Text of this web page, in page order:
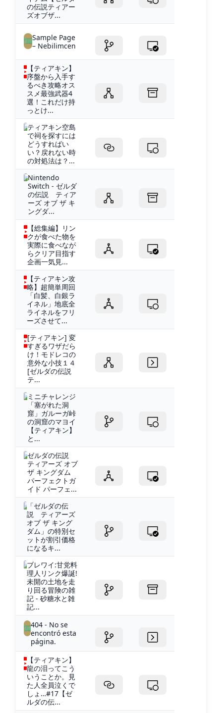
の伝説ティアー
ズオブザ...
Sample Page
– Nebilimcen
【ティアキン】
序盤から入手す
るべき攻略オス
スメ最強武器4
選！これだけ持
っとけ...
ティアキン空島
で祠を探すには
どうすればい
い？戻れない時
の対処法は？...
Nintendo
Switch - ゼルダ
の伝説 ティア
ーズ オブ ザ キ
ングダ...
【総集編】リン
クが食べた物を
実際に食べなが
らクリア目指す
企画一気見...
【ティアキン攻
略】超簡単周回
「白髪、白銀ラ
イネル」地底全
ライネルをフリ
ーズさせて...
[ティアキン] 変
すぎるワザだら
け！モドレコの
意外な小技１４
[ゼルダの伝説
テ...
ミニチャレンジ
「塞がれた洞
窟」ガルーガ峠
の洞窟のマヨイ
【ティアキン】
と...
ゼルダの伝説
ティアーズ オブ
ザ キングダム
パーフェクトガ
イド パーフェ...
「ゼルダの伝
説 ティアーズ
オブ ザ キング
ダム」の特別セ
ットが割引価格
になるキ...
ブレワイ:甘党料
理人リンク爆誕!
未開の土地を走
り回る冒険の雑
記 - 砂糖水と雑
記...
404 - No se
encontró esta
página.
【ティアキン】
龍の泪ってこう
いうことか。見
た人全員泣くで
しょ…#17【ゼ
ルダの伝...